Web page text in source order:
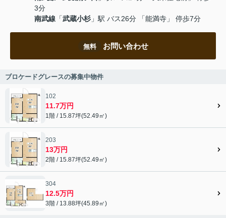
3分
南武線 「武蔵小杉 」駅 バス26分 「能満寺」 停歩7分
無料 お問い合わせ
ブロケードグレースの募集中物件
102
11.7万円
1階 / 15.87坪(52.49㎡)
203
13万円
2階 / 15.87坪(52.49㎡)
304
12.5万円
3階 / 13.88坪(45.89㎡)